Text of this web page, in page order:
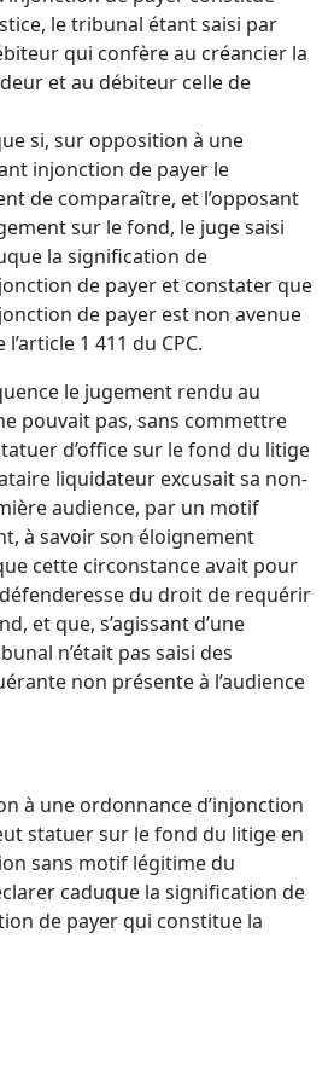
le tribunal étant saisi par
qui confère au créancier la
et au débiteur celle de
si, sur opposition à une
injonction de payer le
de comparaître, et l’opposant
sur le fond, le juge saisi
la signification de
de payer et constater que
de payer est non avenue
1 411 du CPC.
le jugement rendu au
pouvait pas, sans commettre
d’office sur le fond du litige
liquidateur excusait sa non-
audience, par un motif
à savoir son éloignement
cette circonstance avait pour
du droit de requérir
et que, s’agissant d’une
n’était pas saisi des
non présente à l’audience
à une ordonnance d’injonction
statuer sur le fond du litige en
sans motif légitime du
caduque la signification de
de payer qui constitue la